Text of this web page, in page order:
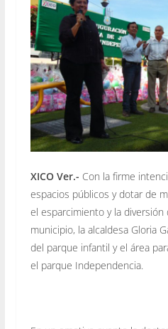
XICO Ver.- Con la firme
espacios públicos y dotar de
el esparcimiento y la
municipio, la alcaldesa Gloria
del parque infantil y el área
el parque Independencia.